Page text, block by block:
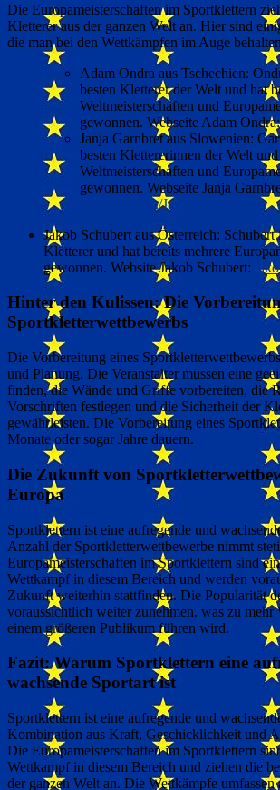
Die Europameisterschaften im Sportklettern
Kletterer aus der ganzen Welt an. Hier sind
die man bei den Wettkämpfen im Auge
Adam Ondra aus Tschechien:
besten Kletterer der Welt und hat
Weltmeisterschaften und
gewonnen. Webseite Adam
Janja Garnbret aus Slowenien:
besten Klettererinnen der Welt
Weltmeisterschaften und
gewonnen. Webseite Janja
wikipedia.org/Janja_Garnbret
Jakob Schubert aus Österreich: Schubert
Kletterer und hat bereits mehrere
gewonnen. Website Jakob Schubert:
Hinter den Kulissen: Die
Sportkletterwettbewerbs
Die Vorbereitung eines
und Planung. Die Veranstalter müssen eine
finden, die Wände und Griffe vorbereiten, die
Vorschriften festlegen und die Sicherheit der
gewährleisten. Die Vorbereitung eines
Monate oder sogar Jahre dauern.
Die Zukunft von
Europa
Sportklettern ist eine aufregende und
Anzahl der Sportkletterwettbewerbe nimmt
Europameisterschaften im Sportklettern sind
Wettkampf in diesem Bereich und werden
Zukunft weiterhin stattfinden. Die Popularität
voraussichtlich weiter zunehmen, was zu mehr
einem größeren Publikum führen wird.
Fazit: Warum Sportklettern eine
wachsende Sportart ist
Sportklettern ist eine aufregende und
Kombination aus Kraft, Geschicklichkeit und
Die Europameisterschaften im Sportklettern
Wettkampf in diesem Bereich und ziehen die
der ganzen Welt an. Die Wettkämpfe